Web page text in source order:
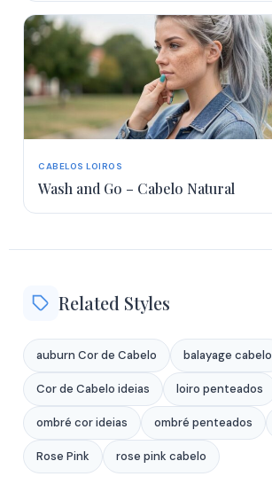
CABELOS LOIROS
Wash and Go – Cabelo Natural
Related Styles
auburn Cor de Cabelo balayage cabelo
Cor de Cabelo ideias loiro penteados
ombré cor ideias ombré penteados
Rose Pink rose pink cabelo